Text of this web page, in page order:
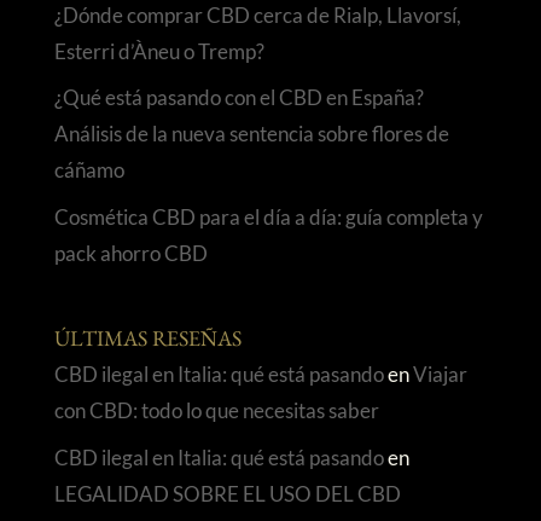
¿Dónde comprar CBD cerca de Rialp, Llavorsí,
Esterri d’Àneu o Tremp?
¿Qué está pasando con el CBD en España?
Análisis de la nueva sentencia sobre flores de
cáñamo
Cosmética CBD para el día a día: guía completa y
pack ahorro CBD
ÚLTIMAS RESEÑAS
CBD ilegal en Italia: qué está pasandoenViajar
con CBD: todo lo que necesitas saber
CBD ilegal en Italia: qué está pasandoen
LEGALIDAD SOBRE EL USO DEL CBD